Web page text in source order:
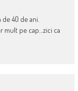
40 de ani.
mult pe cap…zici ca